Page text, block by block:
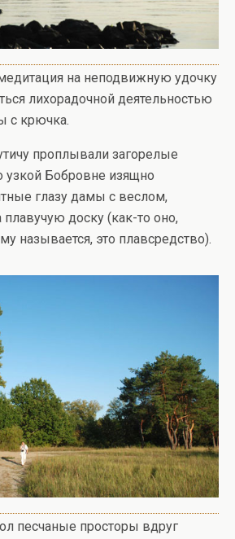
на неподвижную удочку
лихорадочной деятельностью
с крючка.
проплывали загорелые
узкой Бобровне изящно
глазу дамы с веслом,
доску (как-то оно,
называется, это плавсредство).
песчаные просторы вдруг